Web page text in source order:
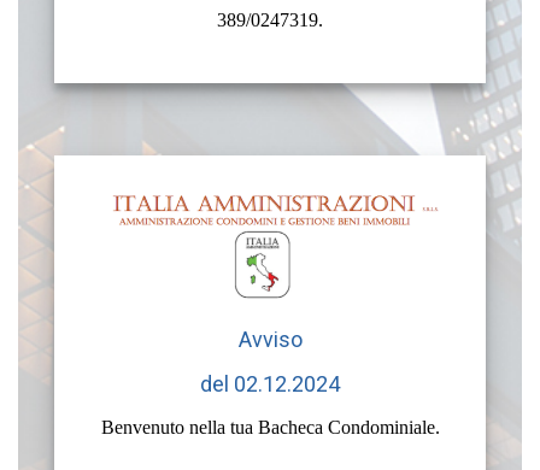
389/0247319.
Avviso
del 02.12.2024
Benvenuto nella tua Bacheca Condominiale.